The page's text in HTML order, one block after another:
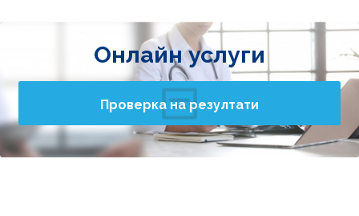
Онлайн услуги
Проверка на резултати